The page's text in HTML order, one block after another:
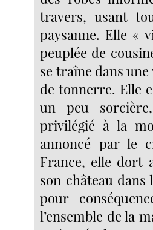
travers, usant
paysanne. Elle «
peuplée de
se traîne dans
de tonnerre. Elle
un peu
privilégié à la
annoncé par le
France, elle dort
son château
pour
l’ensemble de la